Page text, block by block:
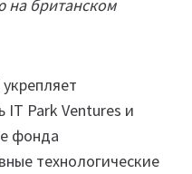
на британском
Park Ventures и
фонда
технологические